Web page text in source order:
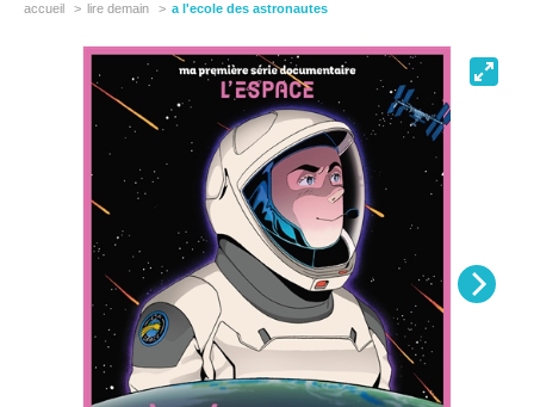
accueil lire demain a l'ecole des astronautes